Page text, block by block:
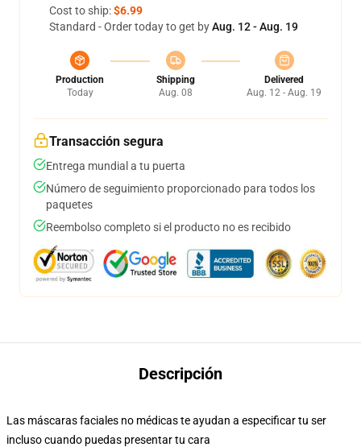
Cost to ship:$6.99
Standard - Order today to get byAug. 12 - Aug. 19
Production
Today
Shipping
Aug. 08
Delivered
Aug. 12 - Aug. 19
Transacción segura
Entrega mundial a tu puerta
Número de seguimiento proporcionado para todos los
paquetes
Reembolso completo si el producto no es recibido
Descripción
Las máscaras faciales no médicas te ayudan a especificar tu ser
incluso cuando puedas presentar tu cara